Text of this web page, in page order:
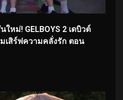
ใหม่! GELBOYS 2 เดบิวต์
เสิร์ฟความคลั่งรัก ตอน